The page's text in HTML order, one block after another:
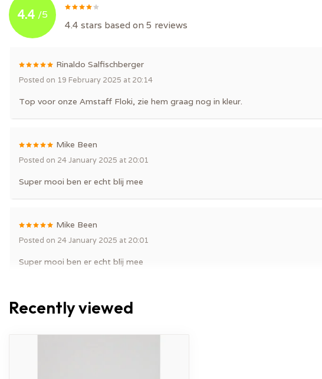
4.4 /5
4.4 stars based on 5 reviews
Rinaldo Salfischberger
Posted on 19 February 2025 at 20:14
Top voor onze Amstaff Floki, zie hem graag nog in kleur.
Mike Been
Posted on 24 January 2025 at 20:01
Super mooi ben er echt blij mee
Mike Been
Posted on 24 January 2025 at 20:01
Super mooi ben er echt blij mee
Steven Dupont
Posted on 24 July 2022 at 12:27
Recently viewed